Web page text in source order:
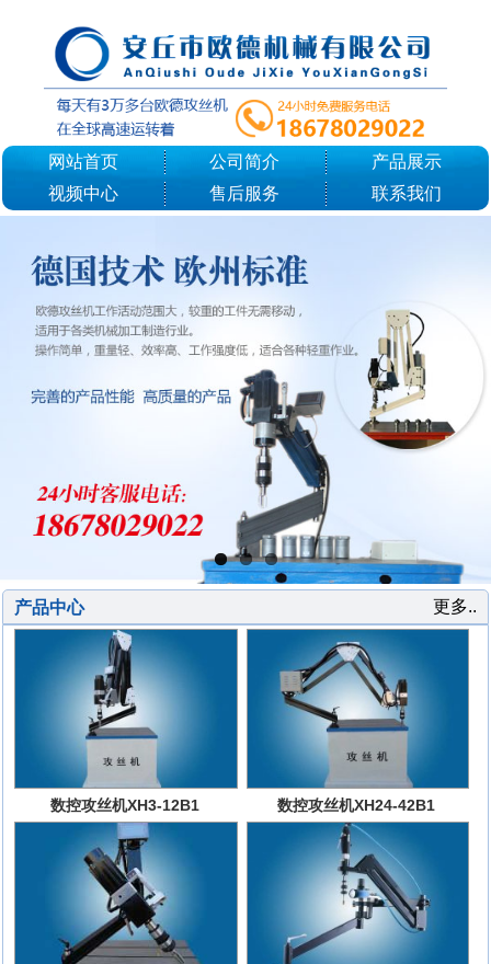
网站首页 公司简介
产品展示
视频中心
售后服务 联系我们
更多..
产品中心
数控攻丝机XH3-12B1 数控攻丝机XH24-42B1